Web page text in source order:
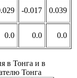
-0.017 0.039
0.0 0.0 0.0
в Тонга и в
Тонга